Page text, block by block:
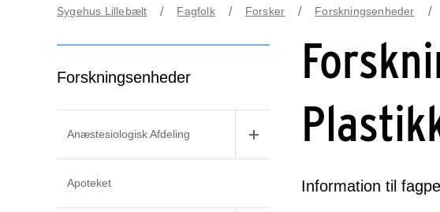
Sygehus Lillebælt Fagfolk Forsker Forskningsenheder
Forskningsenheder
Anæstesiologisk Afdeling
Apoteket Information til